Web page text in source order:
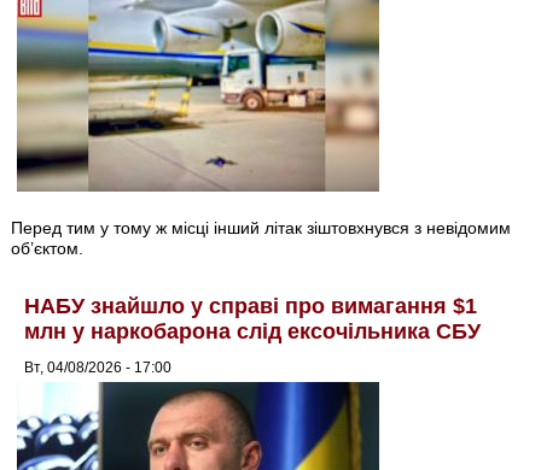
Перед тим у тому ж місці інший літак зіштовхнувся з невідомим
об’єктом.
НАБУ знайшло у справі про вимагання $1
млн у наркобарона слід ексочільника СБУ
Вт, 04/08/2026 - 17:00